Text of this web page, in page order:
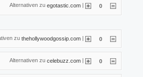
Alternativen zu egotastic.com 0
zu thehollywoodgossip.com | 0
Alternativen zu celebuzz.com | 0